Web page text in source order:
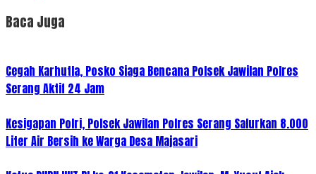
Baca Juga
Cegah Karhutla, Posko Siaga Bencana Polsek Jawilan Polres
Serang Aktif 24 Jam
Kesigapan Polri, Polsek Jawilan Polres Serang Salurkan 8.000
Liter Air Bersih ke Warga Desa Majasari